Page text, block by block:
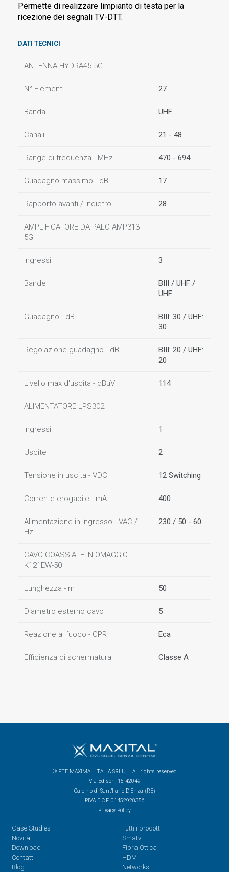
Permette di realizzare limpianto di testa per la
ricezione dei segnali TV-DTT.
DATI TECNICI
ANTENNA HYDRA45-5G
N° Elementi 27
Banda UHF
Canali 21 - 48
Range di frequenza - MHz 470 - 694
Guadagno massimo - dBi 17
Rapporto avanti / indietro 28
AMPLIFICATORE DA PALO AMP313-
5G
Ingressi 3
Bande
BIII / UHF /
UHF
Guadagno - dB
BIII: 30 / UHF:
30
Regolazione guadagno - dB
BIII: 20 / UHF:
20
Livello max d'uscita - dBµV 114
ALIMENTATORE LPS302
Ingressi 1
Uscite 2
Tensione in uscita - VDC 12 Switching
Corrente erogabile - mA 400
Alimentazione in ingresso - VAC /
Hz
230 / 50 - 60
CAVO COASSIALE IN OMAGGIO
K121EW-50
Lunghezza - m 50
Diametro esterno cavo 5
Reazione al fuoco - CPR Eca
Efficienza di schermatura Classe A
© FTE MAXIMAL ITALIA SRLU – All rights reserved
Via Edison, 15 42049
Calerno di Sant’Ilario D’Enza (RE)
P.IVA E C.F. 01452920356
Privacy Policy
Case Studies
Novità
Download
Contatti
Blog
Tutti i prodotti
Smatv
Fibra Ottica
HDMI
Networks